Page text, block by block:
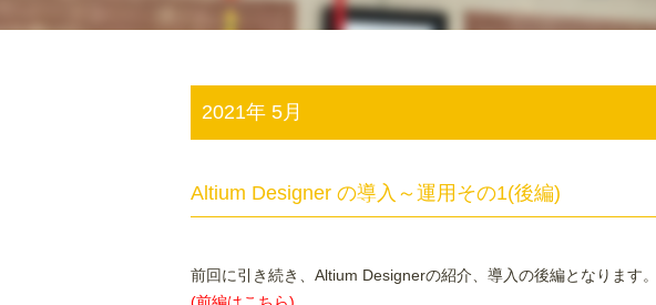
2021年 5月
Altium Designer の導入～運用その1(後編)
前回に引き続き、Altium Designerの紹介、導入の後編となります。